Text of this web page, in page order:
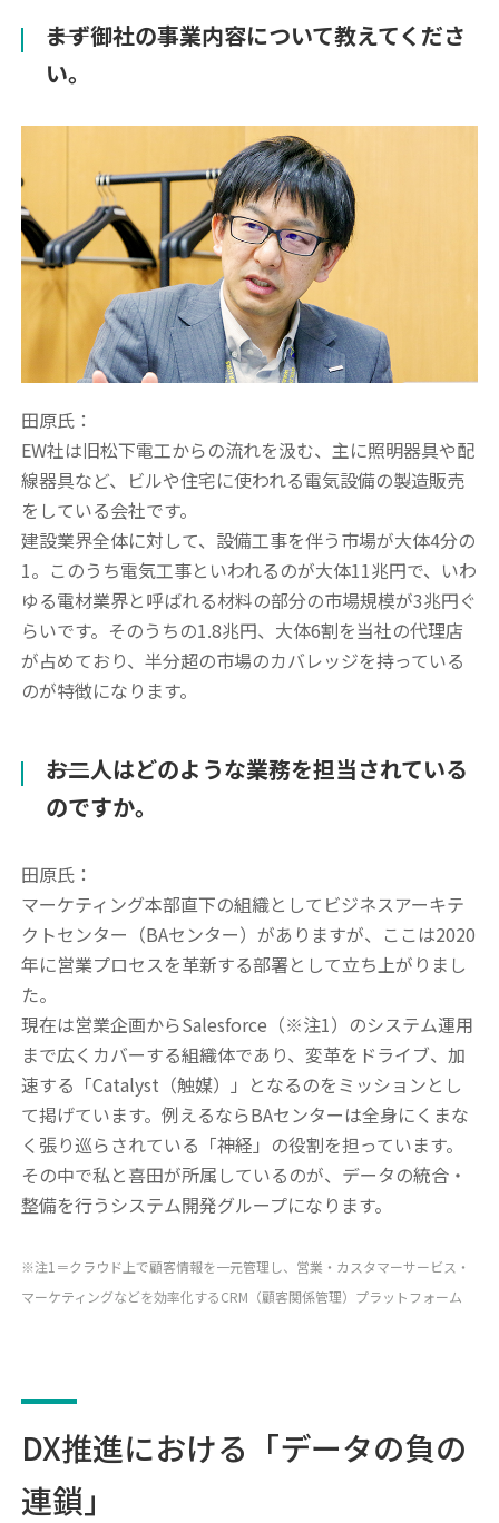
――まず御社の事業内容について教えてくださ
い。
田原氏：
EW社は旧松下電工からの流れを汲む、主に照明器具や配
線器具など、ビルや住宅に使われる電気設備の製造販売
をしている会社です。
建設業界全体に対して、設備工事を伴う市場が大体4分の
1。このうち電気工事といわれるのが大体11兆円で、いわ
ゆる電材業界と呼ばれる材料の部分の市場規模が3兆円ぐ
らいです。そのうちの1.8兆円、大体6割を当社の代理店
が占めており、半分超の市場のカバレッジを持っている
のが特徴になります。
――お二人はどのような業務を担当されている
のですか。
田原氏：
マーケティング本部直下の組織としてビジネスアーキテ
クトセンター（BAセンター）がありますが、ここは2020
年に営業プロセスを革新する部署として立ち上がりまし
た。
現在は営業企画からSalesforce（※注1）のシステム運用
まで広くカバーする組織体であり、変革をドライブ、加
速する「Catalyst（触媒）」となるのをミッションとし
て掲げています。例えるならBAセンターは全身にくまな
く張り巡らされている「神経」の役割を担っています。
その中で私と喜田が所属しているのが、データの統合・
整備を行うシステム開発グループになります。
※注1＝クラウド上で顧客情報を一元管理し、営業・カスタマーサービス・
マーケティングなどを効率化するCRM（顧客関係管理）プラットフォーム
DX推進における「データの負の
連鎖」